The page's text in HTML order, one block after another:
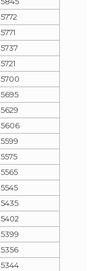
5772
5771
5737
5721
5700
5695
5629
5606
5599
5575
5565
5545
5435
5402
5399
5356
5344